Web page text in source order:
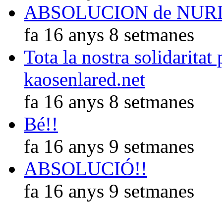
ABSOLUCION de
fa 16 anys 8 setmanes
Tota la nostra solidaritat
kaosenlared.net
fa 16 anys 8 setmanes
Bé!!
fa 16 anys 9 setmanes
ABSOLUCIÓ!!
fa 16 anys 9 setmanes